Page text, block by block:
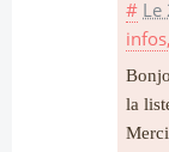
# Le
la